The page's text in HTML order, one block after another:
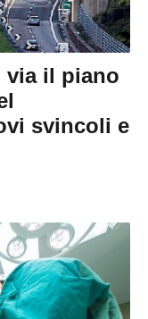
via il piano
svincoli e